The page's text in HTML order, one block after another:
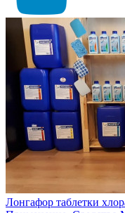
Лонгафор таблетки